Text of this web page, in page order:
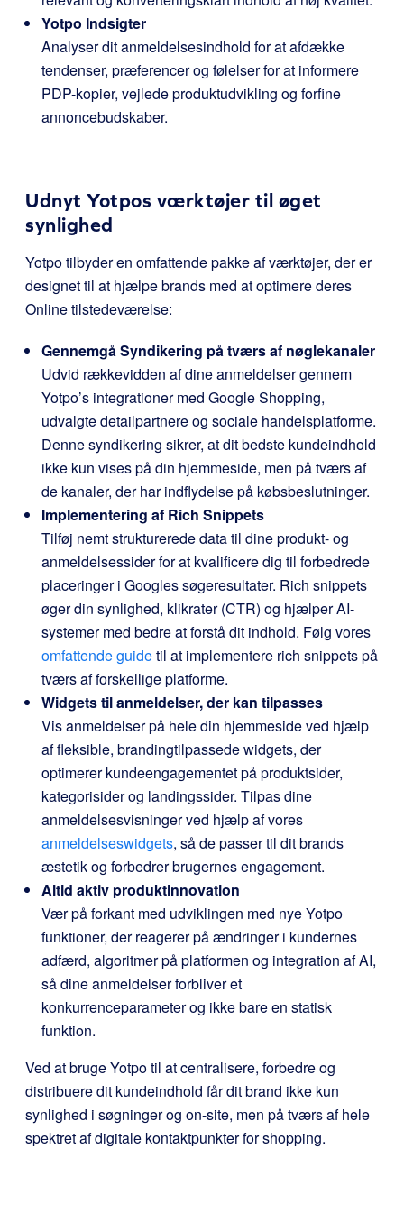
Yotpo Indsigter
Analyser dit anmeldelsesindhold for at afdække
tendenser, præferencer og følelser for at informere
PDP-kopier, vejlede produktudvikling og forfine
annoncebudskaber.
Udnyt Yotpos værktøjer til øget
synlighed
Yotpo tilbyder en omfattende pakke af værktøjer, der er
designet til at hjælpe brands med at optimere deres
Online tilstedeværelse:
Gennemgå Syndikering på tværs af nøglekanaler
Udvid rækkevidden af dine anmeldelser gennem
Yotpo’s integrationer med Google Shopping,
udvalgte detailpartnere og sociale handelsplatforme.
Denne syndikering sikrer, at dit bedste kundeindhold
ikke kun vises på din hjemmeside, men på tværs af
de kanaler, der har indflydelse på købsbeslutninger.
Implementering af Rich Snippets
Tilføj nemt strukturerede data til dine produkt- og
anmeldelsessider for at kvalificere dig til forbedrede
placeringer i Googles søgeresultater. Rich snippets
øger din synlighed, klikrater (CTR) og hjælper AI-
systemer med bedre at forstå dit indhold. Følg vores
omfattende guidetil at implementere rich snippets på
tværs af forskellige platforme.
Widgets til anmeldelser, der kan tilpasses
Vis anmeldelser på hele din hjemmeside ved hjælp
af fleksible, brandingtilpassede widgets, der
optimerer kundeengagementet på produktsider,
kategorisider og landingssider. Tilpas dine
anmeldelsesvisninger ved hjælp af vores
anmeldelseswidgets, så de passer til dit brands
æstetik og forbedrer brugernes engagement.
Altid aktiv produktinnovation
Vær på forkant med udviklingen med nye Yotpo
funktioner, der reagerer på ændringer i kundernes
adfærd, algoritmer på platformen og integration af AI,
så dine anmeldelser forbliver et
konkurrenceparameter og ikke bare en statisk
funktion.
Ved at bruge Yotpo til at centralisere, forbedre og
distribuere dit kundeindhold får dit brand ikke kun
synlighed i søgninger og on-site, men på tværs af hele
spektret af digitale kontaktpunkter for shopping.